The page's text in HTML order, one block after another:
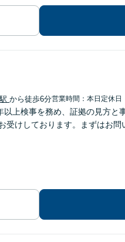
から徒歩6分営業時間：本日定休日
以上検事を務め、証拠の見方
けしております。まずはお問